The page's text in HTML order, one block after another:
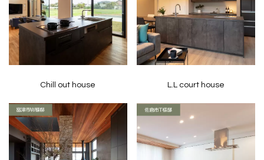
Chill out house L.L court house